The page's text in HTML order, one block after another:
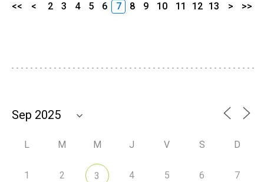
<< < 2 3 4 5 6 7 8 9 10 11 12 13 > >>
L M M J V S D
1 2 3 4 5 6 7